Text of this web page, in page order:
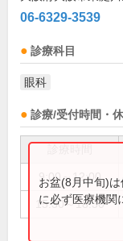
06-6329-3539
診療科目
眼科
診療/受付時間・
9:00～12:00
15:30～18:30
お盆(8月中旬)
に必ず医療機関